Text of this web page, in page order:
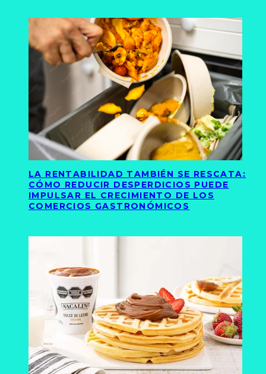
LA RENTABILIDAD TAMBIÉN SE RESCATA:
CÓMO REDUCIR DESPERDICIOS PUEDE
IMPULSAR EL CRECIMIENTO DE LOS
COMERCIOS GASTRONÓMICOS